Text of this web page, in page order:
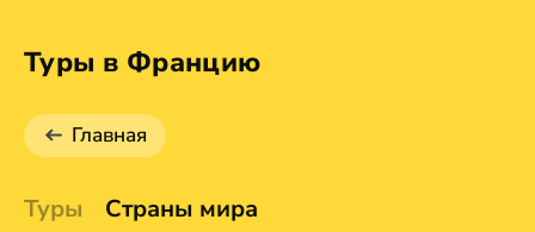
Туры в Францию
Главная
Туры Страны мира